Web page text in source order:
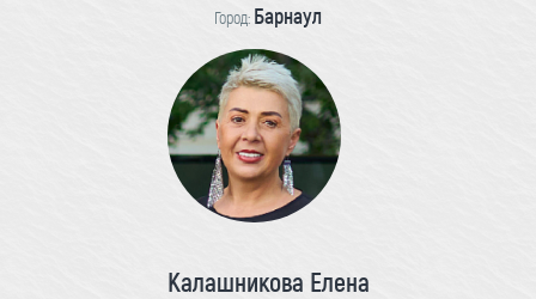
Город: Барнаул
Калашникова Елена